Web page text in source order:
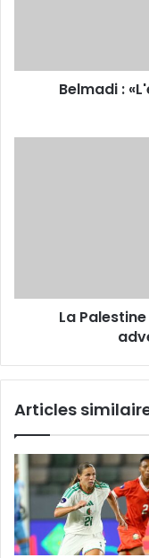
Belmadi :
La
Articles